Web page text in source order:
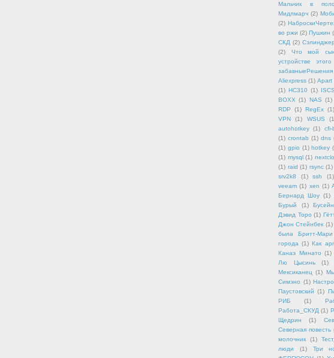
Мальчик в
Мидлмарч (2)
(2)
во ржи (2) Пушкин
СКД (2) Сэлинджер
(2)
Что мой
устройстве
забавныеРешения
Aliexpress (1) Apart
(1) HC310 (1) ISCSI
BOXX (1) NAS (1)
RDP
(1) RegEx (1)
VPN
(1) WSUS
autohotkey (1) cfi-
(1) crontab (1) dns
(1) gpio (1) hotkey
(1) mysql (1)
(1) raid (1) rsync (1)
srv2k8
(1) ssh (1)
veeam (1) xen (1)
Бернард Шоу (1)
Бурый
(1)
Дэвид Торо (1)
Джон Стейнбек (1)
была Бритт-Мари
города (1) Как
Канаэ Минато (1)
Лю Цысинь
(1)
Мексиканец (1)
Симэно (1)
Паустовский (1)
РИБ
(1)
Работа_СКУД (1)
Щедрин
(1)
Северная повесть
молочник
(1)
люди
(1) Три